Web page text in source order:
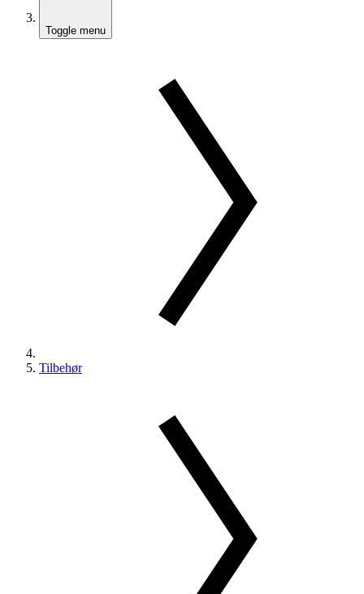
Toggle menu
Tilbehør